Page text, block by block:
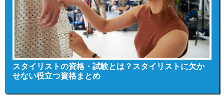
スタイリストの資格・試験とは？スタイリストに欠か
せない役立つ資格まとめ